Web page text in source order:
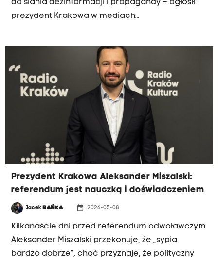
do siania dezinformacji i propagandy – ogłosił
prezydent Krakowa w mediach
Prezydent Krakowa Aleksander Miszalski:
referendum jest nauczką i doświadczeniem
Jacek BAŃKA date_range 2026-05-08
Kilkanaście dni przed referendum odwoławczym
Aleksander Miszalski przekonuje, że „sypia
bardzo dobrze”, choć przyznaje, że polityczny